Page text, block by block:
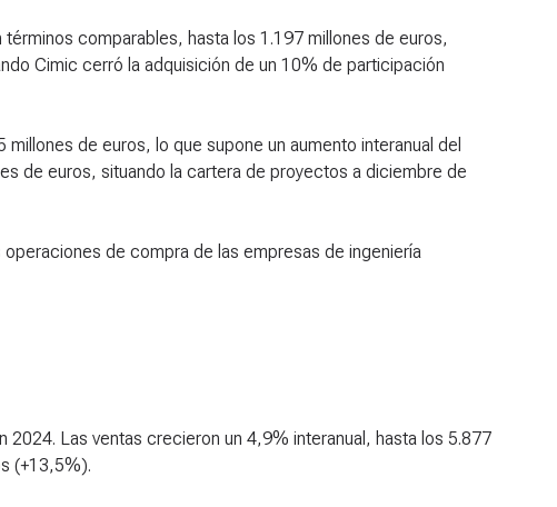
comparables, hasta los 1.197 millones de euros,
Cimic cerró la adquisición de un 10% de participación
de euros, lo que supone un aumento interanual del
de euros, situando la cartera de proyectos a diciembre de
de compra de las empresas de ingeniería
Las ventas crecieron un 4,9% interanual, hasta los 5.877
(+13,5%).